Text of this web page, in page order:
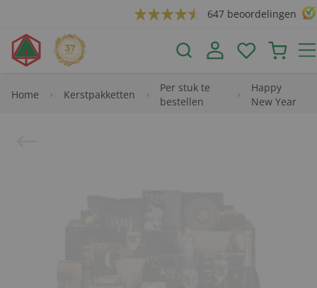
647 beoordelingen
Home Kerstpakketten
Per stuk te
bestellen
Happy
New Year